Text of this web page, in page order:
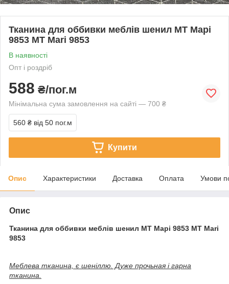
Тканина для оббивки меблів шенил МТ Марі
9853 MT Mari 9853
В наявності
Опт і роздріб
588 ₴/пог.м
Мінімальна сума замовлення на сайті — 700 ₴
560 ₴ від 50 пог.м
Купити
Опис Характеристики Доставка Оплата Умови
Опис
Тканина для оббивки меблів шенил МТ Марі 9853 MT Mari
9853
Меблева тканина, є шеніллю. Дуже прочьная і гарна
тканина.